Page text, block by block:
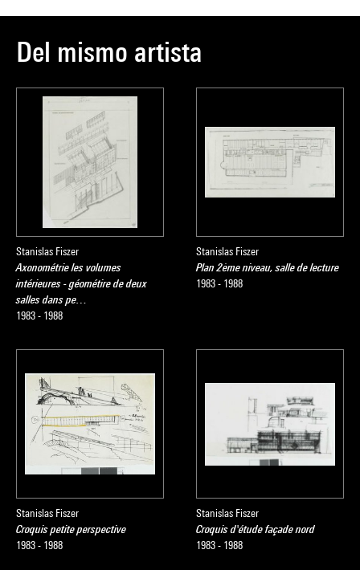
Del mismo artista
Stanislas Fiszer
Axonométrie les volumes
intérieures - géométire de deux
salles dans pe…
1983 - 1988
Stanislas Fiszer
Plan 2ème niveau, salle de lecture
1983 - 1988
Stanislas Fiszer
Croquis petite perspective
1983 - 1988
Stanislas Fiszer
Croquis d'étude façade nord
1983 - 1988